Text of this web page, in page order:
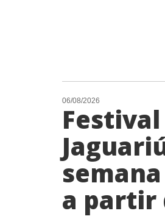
06/08/2026
a partir